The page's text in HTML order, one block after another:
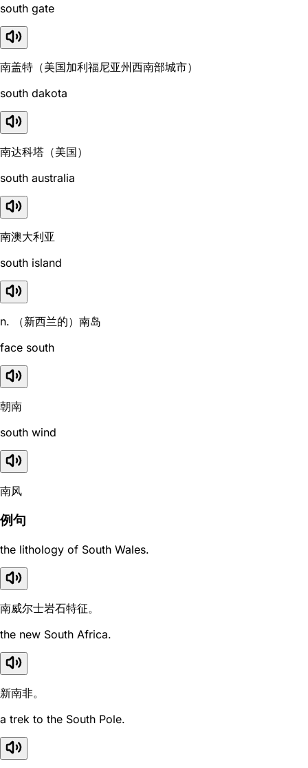
south gate
南盖特（美国加利福尼亚州西南部城市）
south dakota
南达科塔（美国）
south australia
南澳大利亚
south island
n. （新西兰的）南岛
face south
朝南
south wind
南风
例句
the lithology of South Wales.
南威尔士岩石特征。
the new South Africa.
新南非。
a trek to the South Pole.